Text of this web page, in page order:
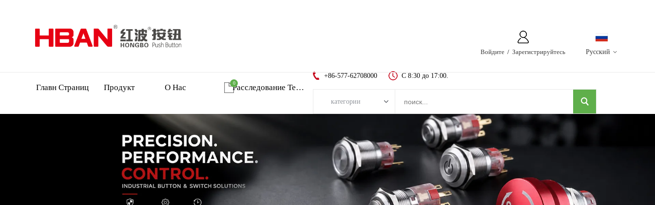
Русский
Войдите / Зарегистрируйтесь
+86-577-62708000 С 8:30 до 17:00.
категории
Металлический кнопочный переключатель
Светодиодный индикатор
Главн Страниц Продукт О Нас Расследование Тележка
0